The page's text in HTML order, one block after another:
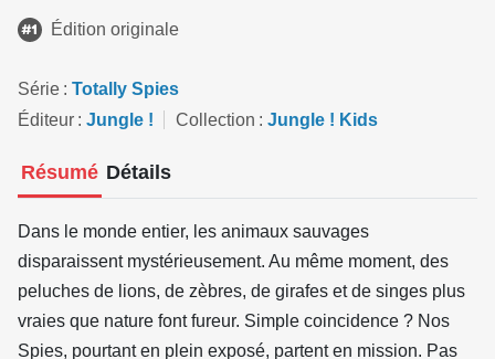
Édition originale
Série
Totally Spies
Éditeur
Jungle ! Collection Jungle ! Kids
Résumé Détails
Dans le monde entier, les animaux sauvages
disparaissent mystérieusement. Au même moment, des
peluches de lions, de zèbres, de girafes et de singes plus
vraies que nature font fureur. Simple coincidence ? Nos
Spies, pourtant en plein exposé, partent en mission. Pas